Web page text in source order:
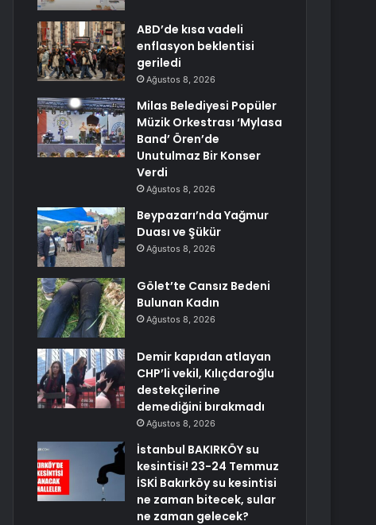
ABD’de kısa vadeli
enflasyon beklentisi
geriledi
Ağustos 8, 2026
Milas Belediyesi Popüler
Müzik Orkestrası ‘Mylasa
Band’ Ören’de
Unutulmaz Bir Konser
Verdi
Ağustos 8, 2026
Beypazarı’nda Yağmur
Duası ve Şükür
Ağustos 8, 2026
Gölet’te Cansız Bedeni
Bulunan Kadın
Ağustos 8, 2026
Demir kapıdan atlayan
CHP’li vekil, Kılıçdaroğlu
destekçilerine
demediğini bırakmadı
Ağustos 8, 2026
İstanbul BAKIRKÖY su
kesintisi! 23-24 Temmuz
İSKİ Bakırköy su kesintisi
ne zaman bitecek, sular
ne zaman gelecek?